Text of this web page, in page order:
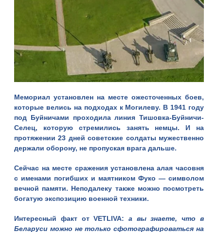
Мемориал установлен на месте ожесточенных боев,
которые велись на подходах к Могилеву. В 1941 году
под Буйничами проходила линия Тишовка-Буйничи-
Селец, которую стремились занять немцы. И на
протяжении 23 дней советские солдаты мужественно
держали оборону, не пропуская врага дальше.
Сейчас на месте сражения установлена алая часовня
с именами погибших и маятником Фуко — символом
вечной памяти. Неподалеку также можно посмотреть
богатую экспозицию военной техники.
Интересный факт от VETLIVA: а вы знаете, что в
Беларуси можно не только сфотографироваться на